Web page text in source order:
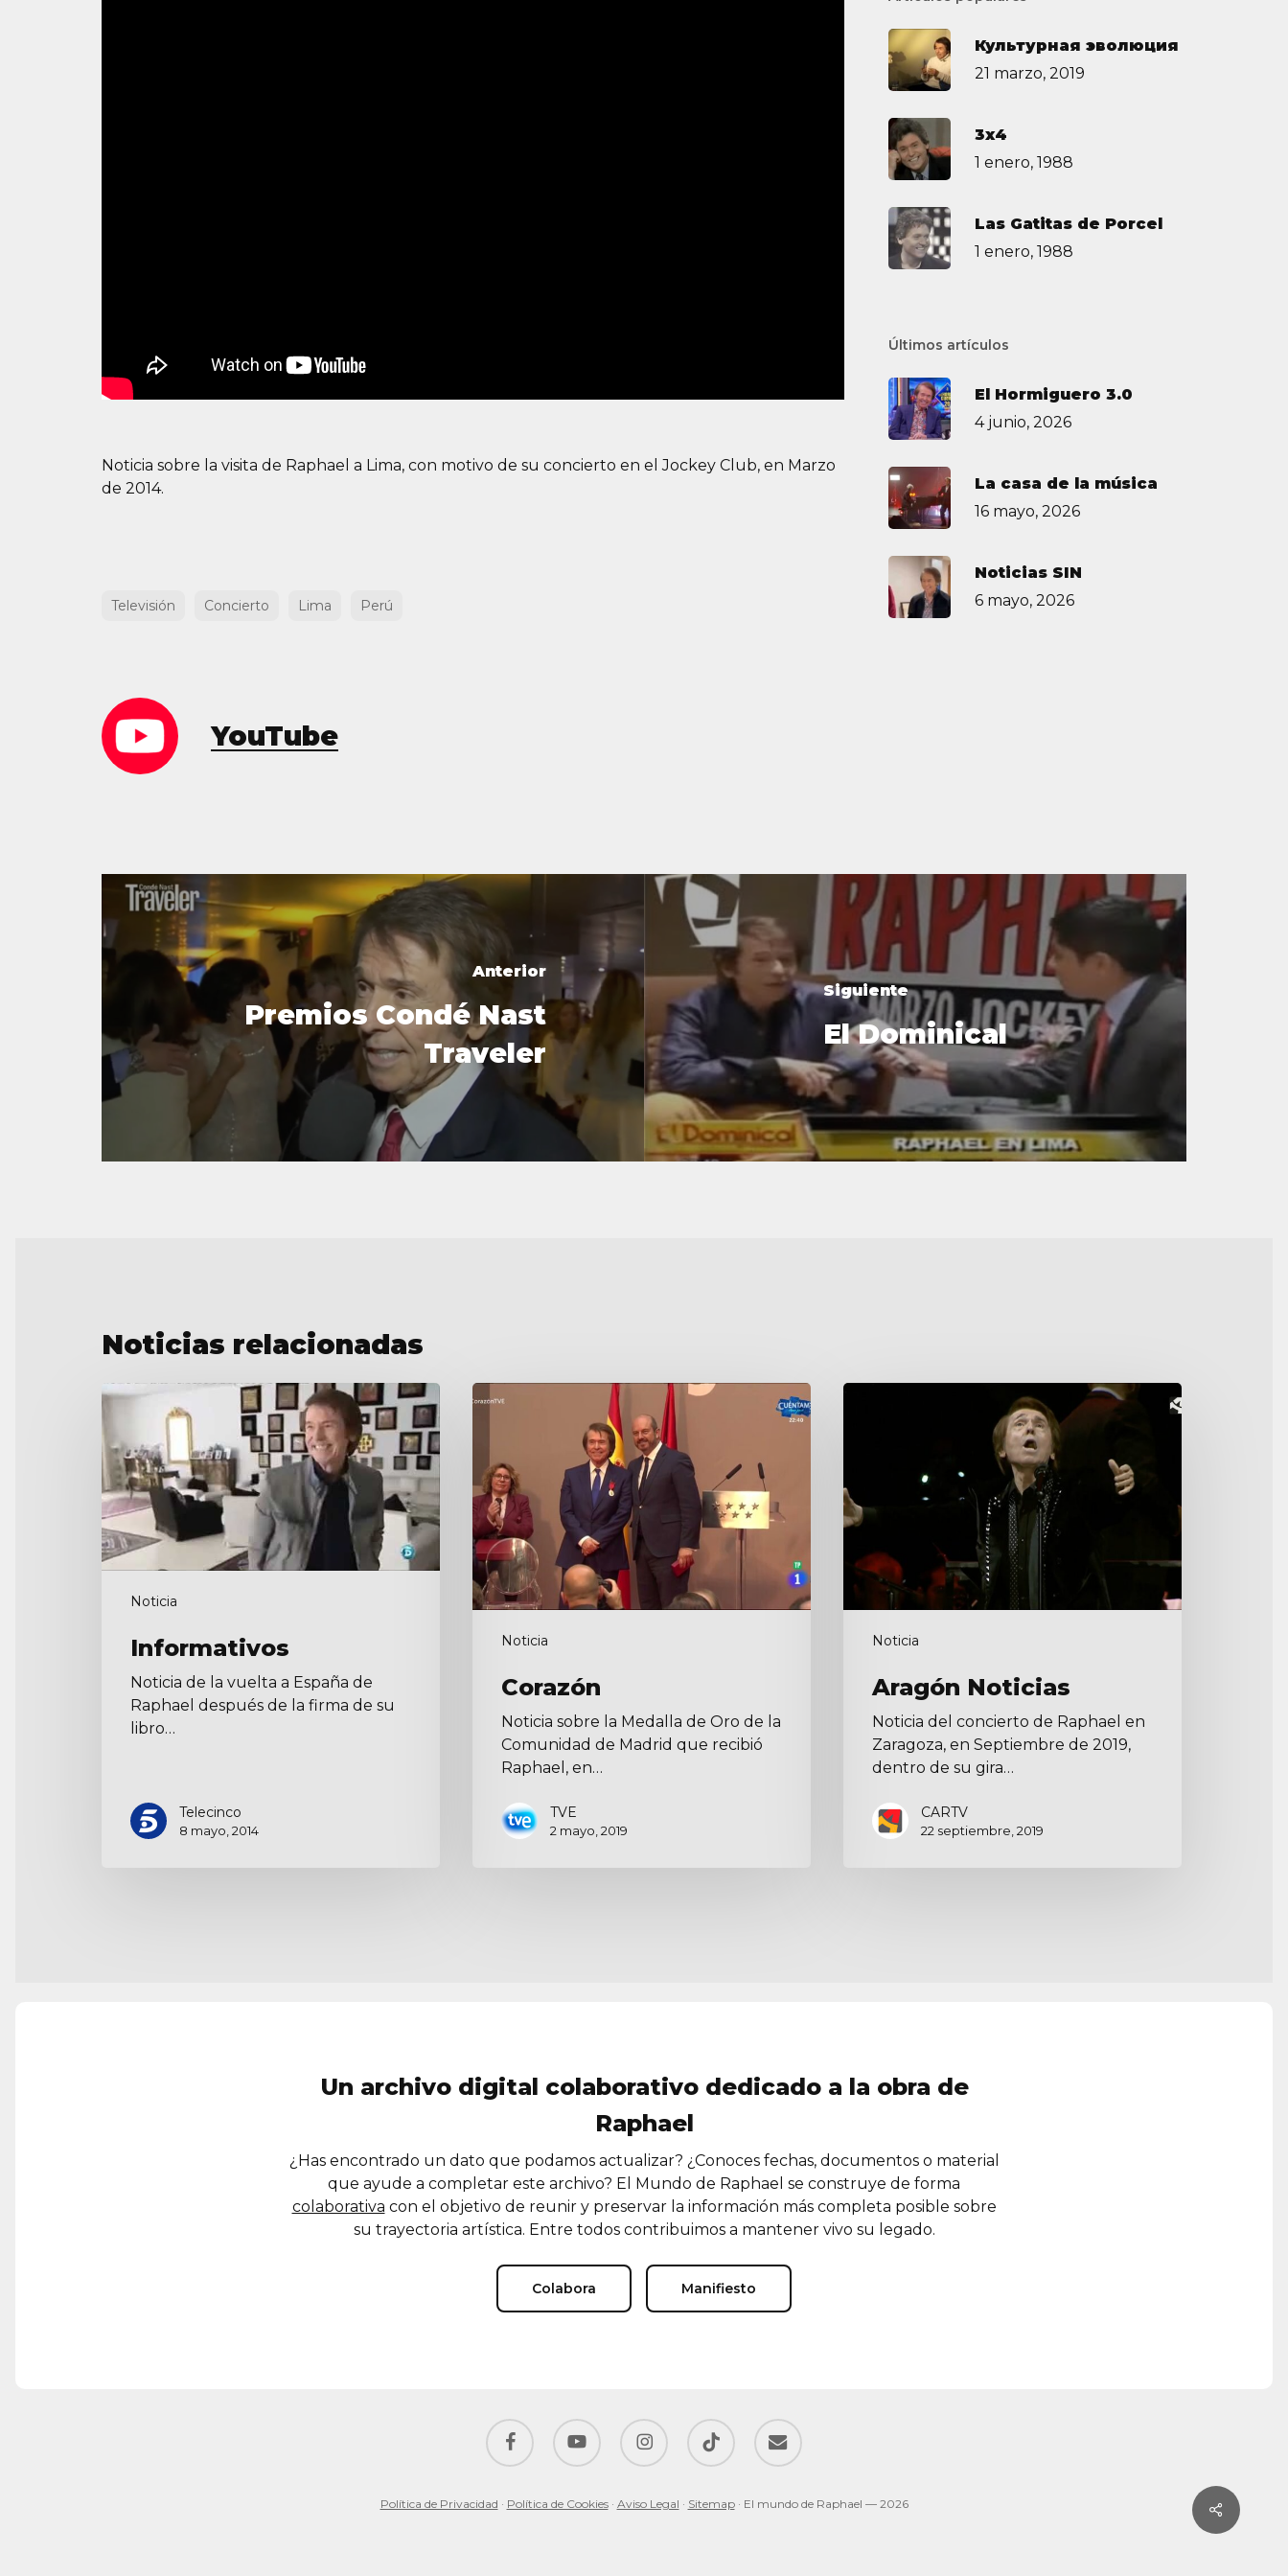
Noticia sobre la visita de Raphael a Lima, con motivo de su concierto en el Jockey Club, en Marzo
de 2014.
Televisión Concierto Lima Perú
YouTube
Культурная эволюция
21 marzo, 2019
3х4
1 enero, 1988
Las Gatitas de Porcel
1 enero, 1988
Últimos artículos
El Hormiguero 3.0
4 junio, 2026
La casa de la música
16 mayo, 2026
Noticias SIN
6 mayo, 2026
Anterior
Premios Condé Nast
Traveler
Siguiente
El Dominical
Noticias relacionadas
Noticia
Informativos
Informativos
Noticia de la vuelta a España de
Raphael después de la firma de su
libro…
Telecinco
8 mayo, 2014
Noticia
Corazón
Corazón
Noticia sobre la Medalla de Oro de la
Comunidad de Madrid que recibió
Raphael, en…
TVE
2 mayo, 2019
Noticia
Aragón
Aragón Noticias
Noticia del concierto de Raphael en
Zaragoza, en Septiembre de 2019,
dentro de su gira…
CARTV
22 septiembre, 2019
Share
Un archivo digital colaborativo dedicado a la obra de
Raphael
¿Has encontrado un dato que podamos actualizar? ¿Conoces fechas, documentos o material
que ayude a completar este archivo? El Mundo de Raphael se construye de forma
colaborativa con el objetivo de reunir y preservar la información más completa posible sobre
su trayectoria artística. Entre todos contribuimos a mantener vivo su legado.
Colabora Manifiesto
facebook youtube instagram tiktok email
Política de Privacidad · Política de Cookies· Aviso Legal · Sitemap· El mundo de Raphael — 2026